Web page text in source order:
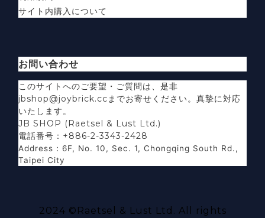
サイト内購入について
お問い合わせ
このサイトへのご要望・ご質問は、是非
jbshop@joybrick.ccまでお寄せください。真摯に対応
いたします。
JB SHOP (Raetsel & Lust Ltd.)
電話番号：+886-2-3343-2428
Address ： 6F, No. 10, Sec. 1, Chongqing South Rd.,
Taipei City
2024 © Raetsel & Lust Ltd. All rights